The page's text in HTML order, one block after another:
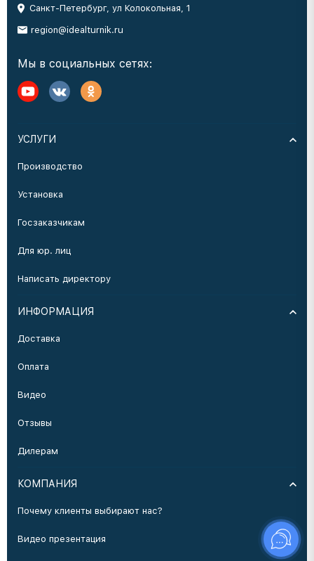
Санкт-Петербург, ул Колокольная, 1
region@idealturnik.ru
Мы в социальных сетях:
УСЛУГИ
Производство
Установка
Госзаказчикам
Для юр. лиц
Написать директору
ИНФОРМАЦИЯ
Доставка
Оплата
Видео
Отзывы
Дилерам
КОМПАНИЯ
Почему клиенты выбирают нас?
Видео презентация